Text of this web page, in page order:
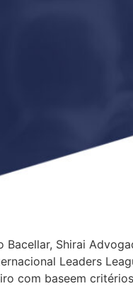
Bacellar, Shirai
Leaders
com baseem